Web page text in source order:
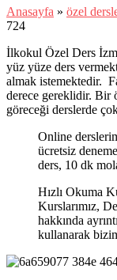
Anasayfa » özel
724
İlkokul Özel Ders
yüz yüze ders
almak istemektedir.
derece gereklidir. Bir
göreceği derslerde
Online
ücretsiz
ders, 10 dk
Hızlı Okuma
Kurslarımız,
hakkında
kullanarak